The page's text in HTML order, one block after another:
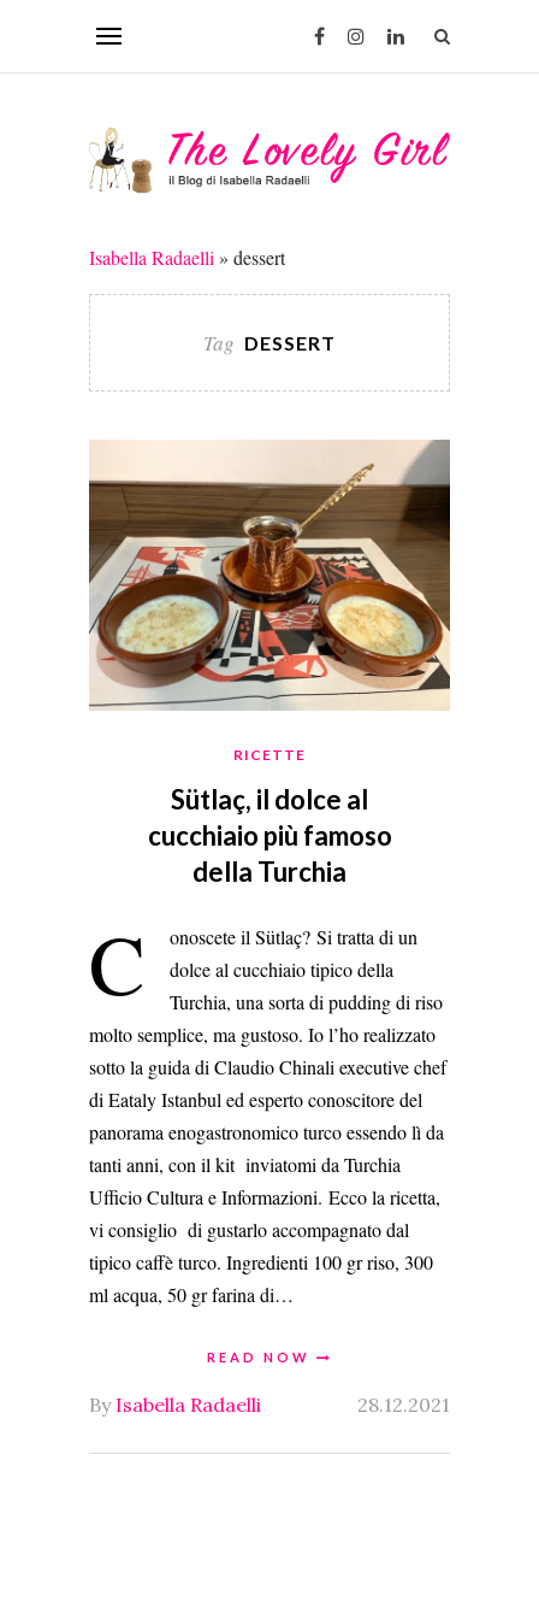
Isabella Radaelli » dessert
Tag DESSERT
RICETTE
Sütlaç, il dolce al
cucchiaio più famoso
della Turchia
C
onoscete il Sütlaç? Si tratta di un
dolce al cucchiaio tipico della
Turchia, una sorta di pudding di riso
molto semplice, ma gustoso. Io l’ho realizzato
sotto la guida di Claudio Chinali executive chef
di Eataly Istanbul ed esperto conoscitore del
panorama enogastronomico turco essendo lì da
tanti anni, con il kit inviatomi da Turchia
Ufficio Cultura e Informazioni. Ecco la ricetta,
vi consiglio di gustarlo accompagnato dal
tipico caffè turco. Ingredienti 100 gr riso, 300
ml acqua, 50 gr farina di…
READ NOW
By Isabella Radaelli 28.12.2021